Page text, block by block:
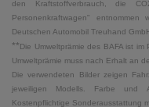
den Kraftstoffverbrauch, die
Personenkraftwagen"
Deutschen Automobil Treuhand
**Die Umweltprämie des BAFA ist
Umweltprämie muss nach Erhalt an
Die verwendeten Bilder zeigen
jeweiligen Modells. Farbe und
Kostenpflichtige Sonderausstattung